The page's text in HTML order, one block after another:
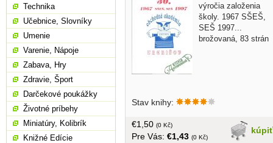
výročia založenia
školy. 1967 SŠEŠ,
SEŠ 1997...
brožovaná, 83 strán
Stav knihy:
kúpiť
€1,50 (0 Kč)
Pre Vás: €1,43 (0 Kč)
Technika
Učebnice, Slovníky
Umenie
Varenie, Nápoje
Zabava, Hry
Zdravie, Šport
Darčekové poukážky
Životné príbehy
Miniatúry, Kolibrík
Knižné Edície